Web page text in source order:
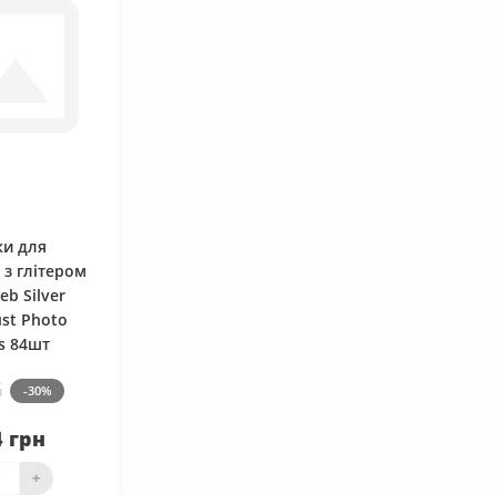
для
глітером
Silver
Photo
84шт
-30%
грн
+